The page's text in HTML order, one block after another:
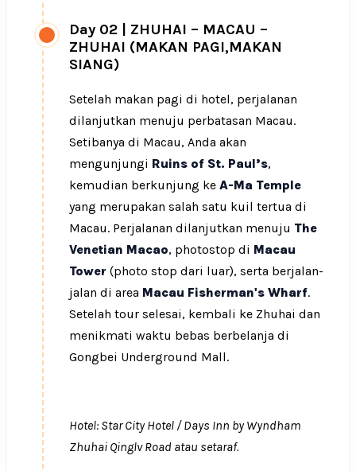
Day 02
ZHUHAI – MACAU –
ZHUHAI (MAKAN PAGI,MAKAN
SIANG)
Setelah makan pagi di hotel, perjalanan
dilanjutkan menuju perbatasan Macau.
Setibanya di Macau, Anda akan
mengunjungi Ruins of St. Paul’s,
kemudian berkunjung ke A-Ma Temple
yang merupakan salah satu kuil tertua di
Macau. Perjalanan dilanjutkan menuju The
Venetian Macao, photostop di Macau
Tower (photo stop dari luar), serta berjalan-
jalan di area Macau Fisherman's Wharf.
Setelah tour selesai, kembali ke Zhuhai dan
menikmati waktu bebas berbelanja di
Gongbei Underground Mall.
Hotel: Star City Hotel / Days Inn by Wyndham
Zhuhai Qinglv Road atau setaraf.